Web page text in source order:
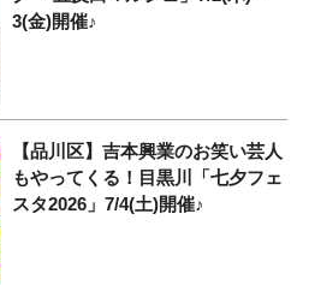
3(金)開催♪
【品川区】吉本興業のお笑い芸人
もやってくる！目黒川「七夕フェ
スタ2026」7/4(土)開催♪